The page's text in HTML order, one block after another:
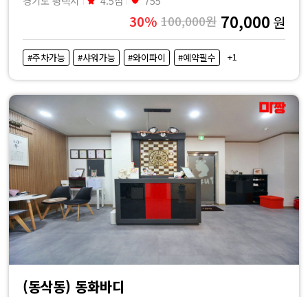
30% 100,000원 70,000 원
#주차가능 #샤워가능 #와이파이 #예약필수 +1
(동삭동) 동화바디